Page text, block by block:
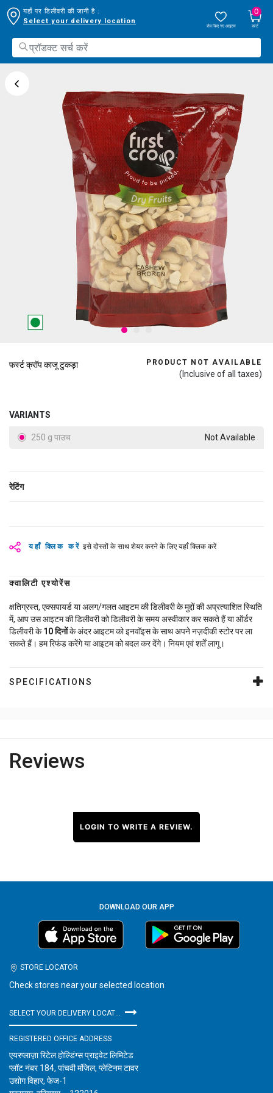
यहाँ पर डिलीवरी की जानी है :
Select your delivery location
सेव किए गए आइटम
0
कार्ट
फर्स्ट क्रॉप काजू टुकड़ा PRODUCT NOT AVAILABLE
(Inclusive of all taxes)
VARIANTS
250 g पाउच Not Available
रेटिंग
यहाँ क्लिक करें इसे दोस्तों के साथ शेयर करने के लिए यहाँ क्लिक करें
क्वालिटी एश्योरेंस
क्षतिग्रस्त, एक्सपायर्ड या अलग/गलत आइटम की डिलीवरी के मुद्दों की अप्रत्याशित स्थिति
में, आप उस आइटम की डिलीवरी को डिलीवरी के समय अस्वीकार कर सकते हैं या ऑर्डर
डिलीवरी के 10दिनोंके अंदर आइटम को इनवॉइस के साथ अपने नज़दीकी स्टोर पर ला
सकते हैं। हम रिफंड करेंगे या आइटम को बदल कर देंगे। नियम एवं शर्तें लागू।
SPECIFICATIONS
Reviews
LOGIN TO WRITE A REVIEW.
DOWNLOAD OUR APP
STORE LOCATOR
Check stores near your selected location
REGISTERED OFFICE ADDRESS
एयरप्लाज़ा रिटेल होल्डिंग्स प्राइवेट लिमिटेड
प्लॉट नंबर 184, पांचवी मंजिल, प्लेटिनम टावर
उद्योग विहार, फेज-1